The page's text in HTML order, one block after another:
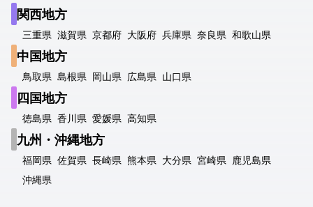
関西地方
三重県 滋賀県 京都府 大阪府 兵庫県 奈良県 和歌山県
中国地方
鳥取県 島根県 岡山県 広島県 山口県
四国地方
徳島県 香川県 愛媛県 高知県
九州・沖縄地方
福岡県 佐賀県 長崎県 熊本県 大分県 宮崎県 鹿児島県
沖縄県